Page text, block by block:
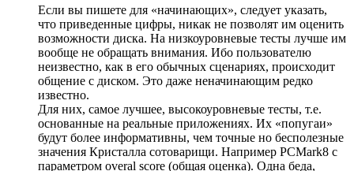
Если вы пишете для «начинающих», следует указать,
что приведенные цифры, никак не позволят им оценить
возможности диска. На низкоуровневые тесты лучше им
вообще не обращать внимания. Ибо пользователю
неизвестно, как в его обычных сценариях, происходит
общение с диском. Это даже неначинающим редко
известно.
Для них, самое лучшее, высокоуровневые тесты, т.е.
основанные на реальные приложениях. Их «попугаи»
будут более информативны, чем точные но бесполезные
значения Кристалла сотоварищи. Например PCMark8 c
параметром overal score (общая оценка). Одна беда,